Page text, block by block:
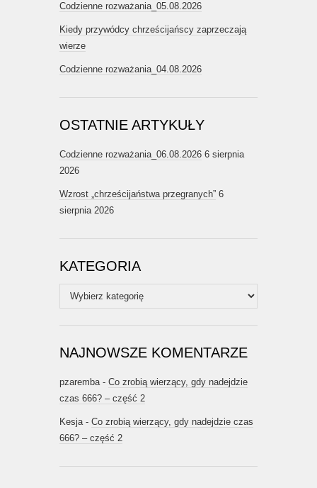
Codzienne rozważania_05.08.2026
Kiedy przywódcy chrześcijańscy zaprzeczają
wierze
Codzienne rozważania_04.08.2026
OSTATNIE ARTYKUŁY
Codzienne rozważania_06.08.2026 6 sierpnia
2026
Wzrost „chrześcijaństwa przegranych” 6
sierpnia 2026
KATEGORIA
Kategoria
NAJNOWSZE KOMENTARZE
pzaremba- Co zrobią wierzący, gdy nadejdzie
czas 666? – część 2
Kesja- Co zrobią wierzący, gdy nadejdzie czas
666? – część 2